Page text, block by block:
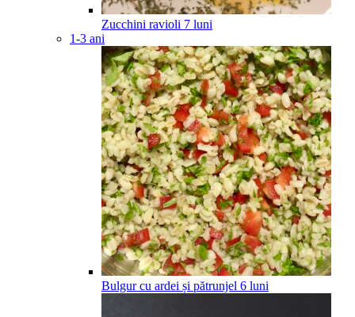
Zucchini ravioli 7 luni
1-3 ani
Bulgur cu ardei și pătrunjel 6 luni